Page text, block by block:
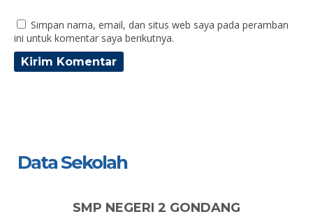
Simpan nama, email, dan situs web saya pada peramban
ini untuk komentar saya berikutnya.
Data Sekolah
SMP NEGERI 2 GONDANG